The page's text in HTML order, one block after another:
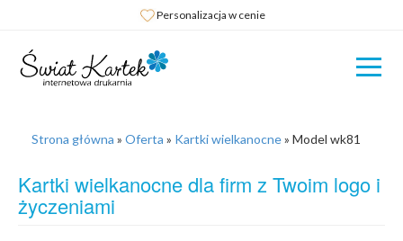
Personalizacja w cenie
Strona główna » Oferta » Kartki wielkanocne» Model wk81
Kartki wielkanocne dla firm z Twoim logo i
życzeniami